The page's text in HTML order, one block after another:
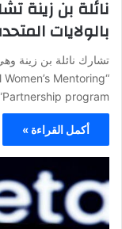
نائلة بن زينة
بالولايات
تشارك نائلة بن زينة
Mentoring
Partnership program”…
أكمل القراءة »